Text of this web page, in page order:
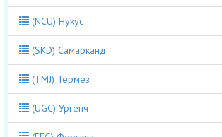
(NCU) Нукус
(SKD) Самарканд
(TMJ) Термез
(UGC) Ургенч